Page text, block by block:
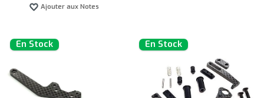
Ajouter aux Notes
En Stock En Stock